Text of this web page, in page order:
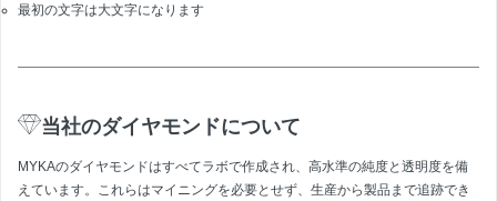
最初の文字は大文字になります
当社のダイヤモンドについて
MYKAのダイヤモンドはすべてラボで作成され、高水準の純度と透明度を備
えています。これらはマイニングを必要とせず、生産から製品まで追跡でき